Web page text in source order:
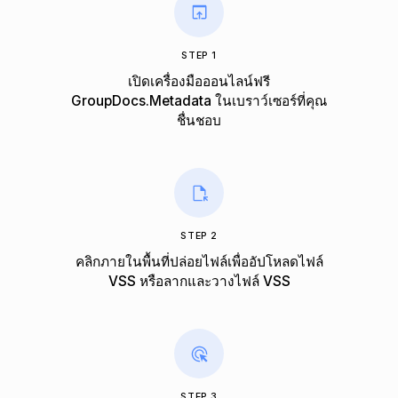
STEP 1
เปิดเครื่องมือออนไลน์ฟรี
GroupDocs.Metadata ในเบราว์เซอร์ที่คุณ
ชื่นชอบ
STEP 2
คลิกภายในพื้นที่ปล่อยไฟล์เพื่ออัปโหลดไฟล์
VSS หรือลากและวางไฟล์ VSS